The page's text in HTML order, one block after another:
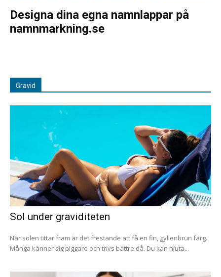
Designa dina egna namnlappar på
namnmarkning.se
Gravid
Sol under graviditeten
När solen tittar fram är det frestande att få en fin, gyllenbrun färg.
Många känner sig piggare och trivs bättre då. Du kan njuta...